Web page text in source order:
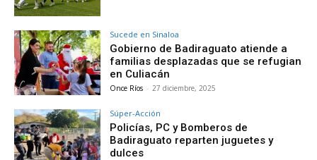
Sucede en Sinaloa
Gobierno de Badiraguato atiende a
familias desplazadas que se refugian
en Culiacán
Once Ríos - 27 diciembre, 2025
Súper-Acción
Policías, PC y Bomberos de
Badiraguato reparten juguetes y
dulces